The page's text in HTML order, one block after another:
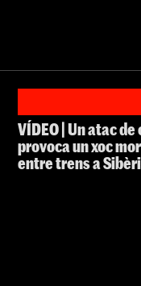
VÍDEO | Un atac de
provoca un xoc
entre trens a